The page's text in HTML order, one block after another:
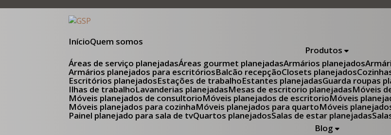
Início Quem somos
Produtos
Áreas de serviço planejadas Áreas gourmet planejadas Armários planejados
Armários planejados para escritórios Balcão recepção Closets planejados
Escritórios planejados Estações de trabalho Estantes planejadas Guarda roupas
Ilhas de trabalho Lavanderias planejadas Mesas de escritorio planejadas Móveis
Móveis planejados de consultorio Móveis planejados de escritorio Móveis
Móveis planejados para cozinha Móveis planejados para quarto Móveis
Painel planejado para sala de tv Quartos planejados Salas de estar planejadas
Blog